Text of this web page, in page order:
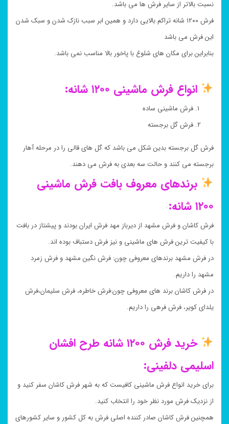
نسبت بالاتر از سایر فرش ها می باشد.
فرش ۱۲۰۰ شانه تراکم بالایی دارد و همین ابر سبب نازک شدن و سبک شدن
این فرش می باشد
بنابراین برای مکان های شلوغ با پاخور بالا مناسب نمی باشد.
انواع فرش ماشینی ۱۲۰۰ شانه:
فرش ماشینی ساده
فرش گل برجسته
فرش گل برجسته بدین شکل می باشد که گل های قالی را در مرحله آهار
برجسته می کنند و حالت سه بعدی به فرش می دهند.
برندهای معروف بافت فرش ماشینی
۱۲۰۰ شانه:
فرش کاشان و فرش مشهد از دیرباز مهد فرش ایران بودند و پیشتاز در بافت
با کیفیت ترین فرش های ماشینی و نیز فرش دستباف بوده اند.
در فرش مشهد برندهای معروفی چون: فرش نگین مشهد و فرش زمرد
مشهد را داریم.
در فرش کاشان برند های معروفی چون:فرش خاطره، فرش سلیمان،فرش
یلدای کویر، فرش فرهی را داریم.
خرید فرش ۱۲۰۰ شانه طرح افشان
اسلیمی دلفینی:
برای خرید انواع فرش ماشینی کافیست که به شهر فرش کاشان سفر کنید و
از نزدیک فرش مورد نظر خود را انتخاب کنید.
همچنین فرش کاشان صادر کننده اصلی فرش به کل کشور و سایر کشورهای